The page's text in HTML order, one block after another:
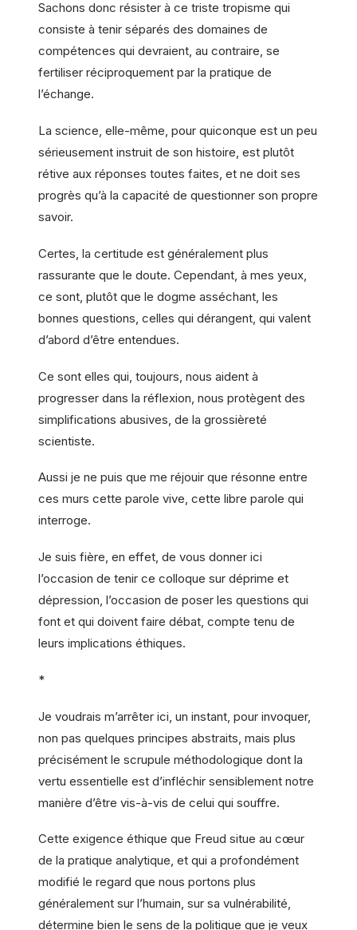
Sachons donc résister à ce triste tropisme qui
consiste à tenir séparés des domaines de
compétences qui devraient, au contraire, se
fertiliser réciproquement par la pratique de
l’échange.
La science, elle-même, pour quiconque est un peu
sérieusement instruit de son histoire, est plutôt
rétive aux réponses toutes faites, et ne doit ses
progrès qu’à la capacité de questionner son propre
savoir.
Certes, la certitude est généralement plus
rassurante que le doute. Cependant, à mes yeux,
ce sont, plutôt que le dogme asséchant, les
bonnes questions, celles qui dérangent, qui valent
d’abord d’être entendues.
Ce sont elles qui, toujours, nous aident à
progresser dans la réflexion, nous protègent des
simplifications abusives, de la grossièreté
scientiste.
Aussi je ne puis que me réjouir que résonne entre
ces murs cette parole vive, cette libre parole qui
interroge.
Je suis fière, en effet, de vous donner ici
l’occasion de tenir ce colloque sur déprime et
dépression, l’occasion de poser les questions qui
font et qui doivent faire débat, compte tenu de
leurs implications éthiques.
*
Je voudrais m’arrêter ici, un instant, pour invoquer,
non pas quelques principes abstraits, mais plus
précisément le scrupule méthodologique dont la
vertu essentielle est d’infléchir sensiblement notre
manière d’être vis-à-vis de celui qui souffre.
Cette exigence éthique que Freud situe au cœur
de la pratique analytique, et qui a profondément
modifié le regard que nous portons plus
généralement sur l’humain, sur sa vulnérabilité,
détermine bien le sens de la politique que je veux